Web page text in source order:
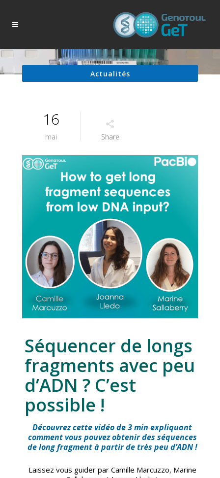
Actualités
16
mai Share
Séquencer de longs
fragments avec peu
d’ADN ? C’est
possible !
Découvrez cette vidéo de 3 min expliquant
comment vous pouvez obtenir des séquences
de long fragment à partir de très peu d’ADN !
Laissez vous guider par Camille Marcuzzo, Marine